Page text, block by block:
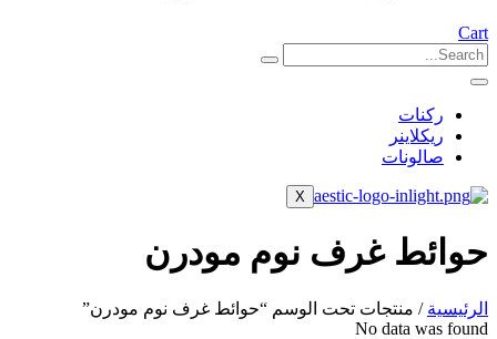
Cart
ركنات
ريكلاينر
صالونات
X
حوائط غرف نوم مودرن
الرئيسية / منتجات تحت الوسم “حوائط غرف نوم مودرن”
No data was found